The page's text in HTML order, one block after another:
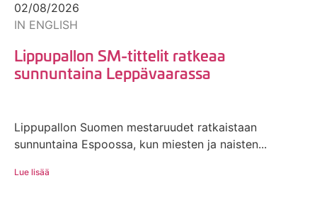
02/08/2026
IN ENGLISH
Lippupallon SM-tittelit ratkeaa
sunnuntaina Leppävaarassa
Lippupallon Suomen mestaruudet ratkaistaan
sunnuntaina Espoossa, kun miesten ja naisten...
Lue lisää